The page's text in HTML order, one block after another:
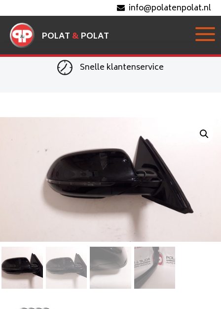
info@polatenpolat.nl
POLAT & POLAT
Snelle klantenservice